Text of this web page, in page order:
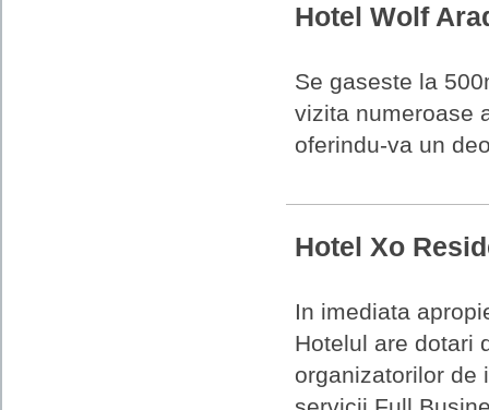
Hotel Wolf
Se gaseste la
vizita numeroase
oferindu-va un
Hotel Xo
In imediata
Hotelul are dotari
organizatorilor de